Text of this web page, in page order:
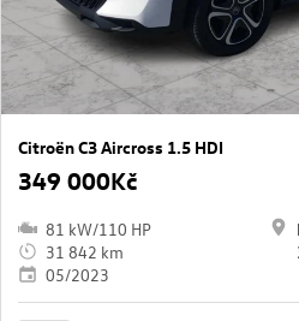
Citroën C3 Aircross 1.5 HDI
349 000Kč
81 kW/110 HP
31 842 km
05/2023